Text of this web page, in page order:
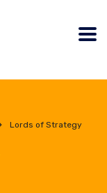
Lords of Strategy